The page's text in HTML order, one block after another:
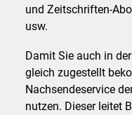
und Zeitschriften-
usw.
Damit Sie auch in
gleich zugestellt
Nachsendeservice
nutzen. Dieser leitet